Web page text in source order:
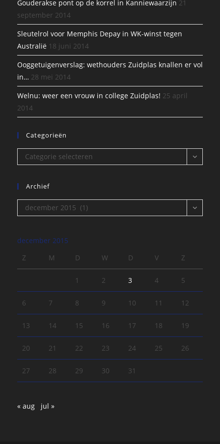
Gouderakse pont op de korrel in Kanniewaarzijn 21
september 2014
Sleutelrol voor Memphis Depay in WK-winst tegen
Australië 18 juni 2014
Ooggetuigenverslag: wethouders Zuidplas knallen er vol
in… 28 mei 2014
Welnu: weer een vrouw in college Zuidplas! 25 april
2014
Categorieën
Categorieën
Categorie selecteren
Archief
Archief
december 2015 (1)
december 2015
Z
M D W D V Z
1 2 3 4 5
6 7 8 9 10 11 12
13 14 15 16 17 18 19
20 21 22 23 24 25 26
27 28 29 30 31
« aug jul »